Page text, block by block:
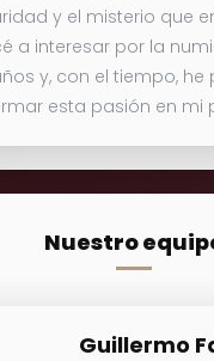
y el misterio que
a interesar por la
y, con el tiempo,
esta pasión en mi
Nuestro
Guillermo